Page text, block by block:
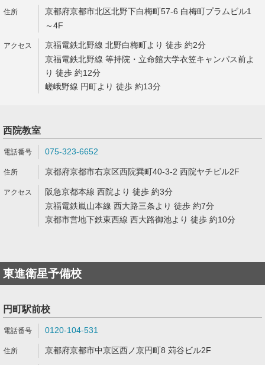
京都府京都市北区北野下白梅町57-6 白梅町プラムビル1
～4F
京福電鉄北野線 北野白梅町より 徒歩 約2分
京福電鉄北野線 等持院・立命館大学衣笠キャンパス前よ
り 徒歩 約12分
嵯峨野線 円町より 徒歩 約13分
西院教室
075-323-6652
京都府京都市右京区西院巽町40-3-2 西院ヤチビル2F
阪急京都本線 西院より 徒歩 約3分
京福電鉄嵐山本線 西大路三条より 徒歩 約7分
京都市営地下鉄東西線 西大路御池より 徒歩 約10分
東進衛星予備校
円町駅前校
0120-104-531
京都府京都市中京区西ノ京円町8 苅谷ビル2F